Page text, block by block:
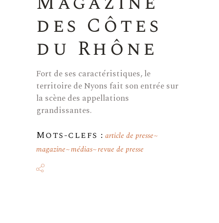
des Côtes
du Rhône
Fort de ses caractéristiques, le
territoire de Nyons fait son entrée sur
la scène des appellations
grandissantes.
Mots-clefs : article de presse
magazine médias revue de presse